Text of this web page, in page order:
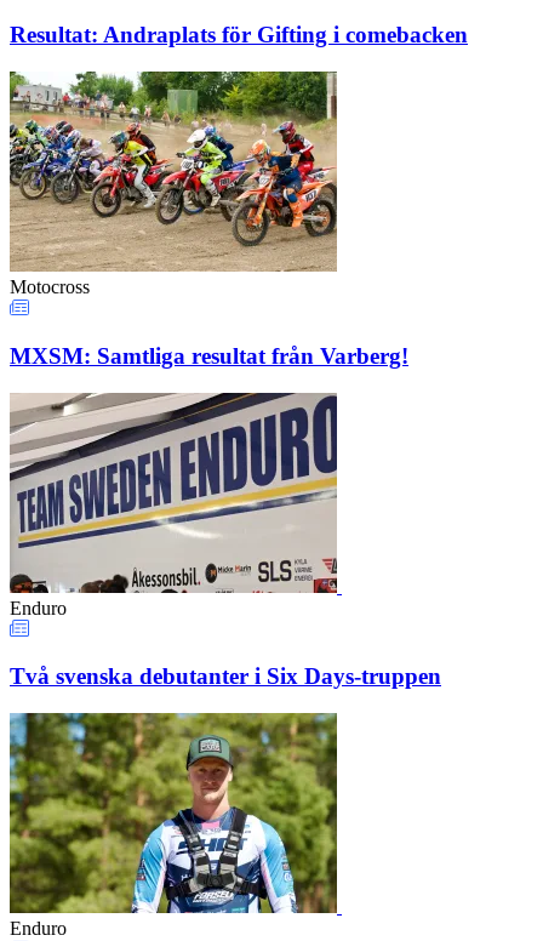
Resultat: Andraplats för Gifting i comebacken
Motocross
MXSM: Samtliga resultat från Varberg!
Enduro
Två svenska debutanter i Six Days-truppen
Enduro